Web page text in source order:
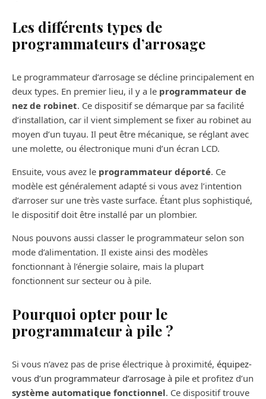
Les différents types de
programmateurs d’arrosage
Le programmateur d’arrosage se décline principalement en
deux types. En premier lieu, il y a le programmateur de
nez de robinet. Ce dispositif se démarque par sa facilité
d’installation, car il vient simplement se fixer au robinet au
moyen d’un tuyau. Il peut être mécanique, se réglant avec
une molette, ou électronique muni d’un écran LCD.
Ensuite, vous avez le programmateur déporté. Ce
modèle est généralement adapté si vous avez l’intention
d’arroser sur une très vaste surface. Étant plus sophistiqué,
le dispositif doit être installé par un plombier.
Nous pouvons aussi classer le programmateur selon son
mode d’alimentation. Il existe ainsi des modèles
fonctionnant à l’énergie solaire, mais la plupart
fonctionnent sur secteur ou à pile.
Pourquoi opter pour le
programmateur à pile ?
Si vous n’avez pas de prise électrique à proximité, équipez-
vous d’un programmateur d’arrosage à pile et profitez d’un
système automatique fonctionnel. Ce dispositif trouve